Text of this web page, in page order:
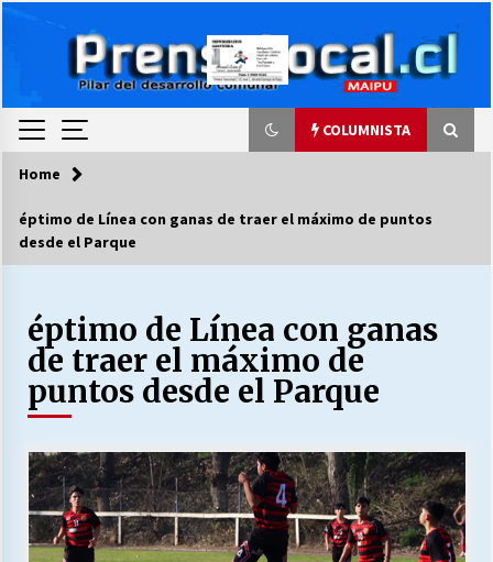
COLUMNISTA
COLUMNISTA
LA DC POR SIEMPRE.RECORDANDO 69 AÑOS DE
HISTORIA
28/07/2026
“ORGULLOSOS DE SER DC” SALUDA EL
CUMPLEAÑOS 69
27/07/2026
MUNICIPALIDAD, TRABAJADORES, CLIMA
Home
éptimo de Línea con ganas de traer el máximo de puntos
desde el Parque
éptimo de Línea con ganas
de traer el máximo de
puntos desde el Parque